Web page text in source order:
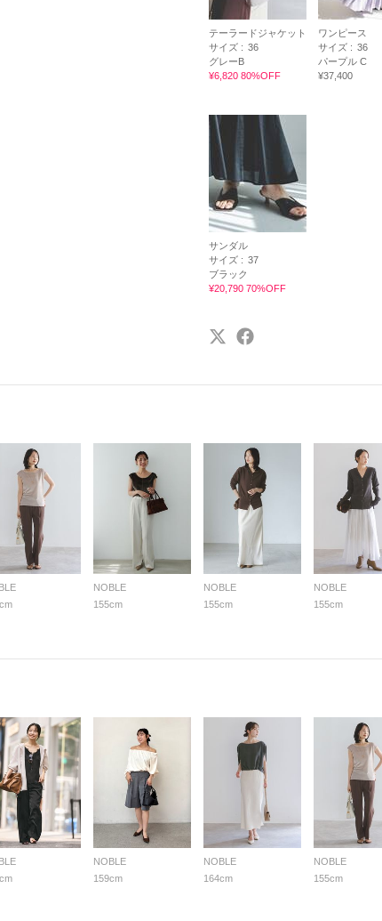
テーラードジャケット
サイズ : 36
グレーB
¥6,820 80%OFF
ワンピース
サイズ : 36
パープル C
¥37,400
サンダル
サイズ : 37
ブラック
¥20,790 70%OFF
NOBLE
155cm
NOBLE
155cm
NOBLE
155cm
NOBLE
159cm
NOBLE
164cm
NOBLE
155cm